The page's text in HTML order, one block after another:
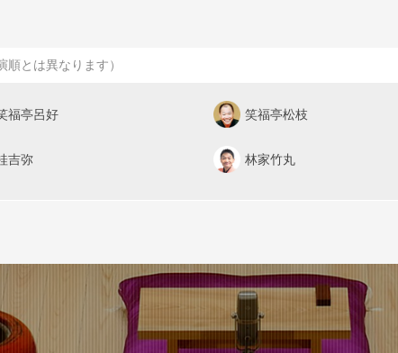
とは異なります）
福亭呂好 笑福亭松枝
吉弥 林家竹丸